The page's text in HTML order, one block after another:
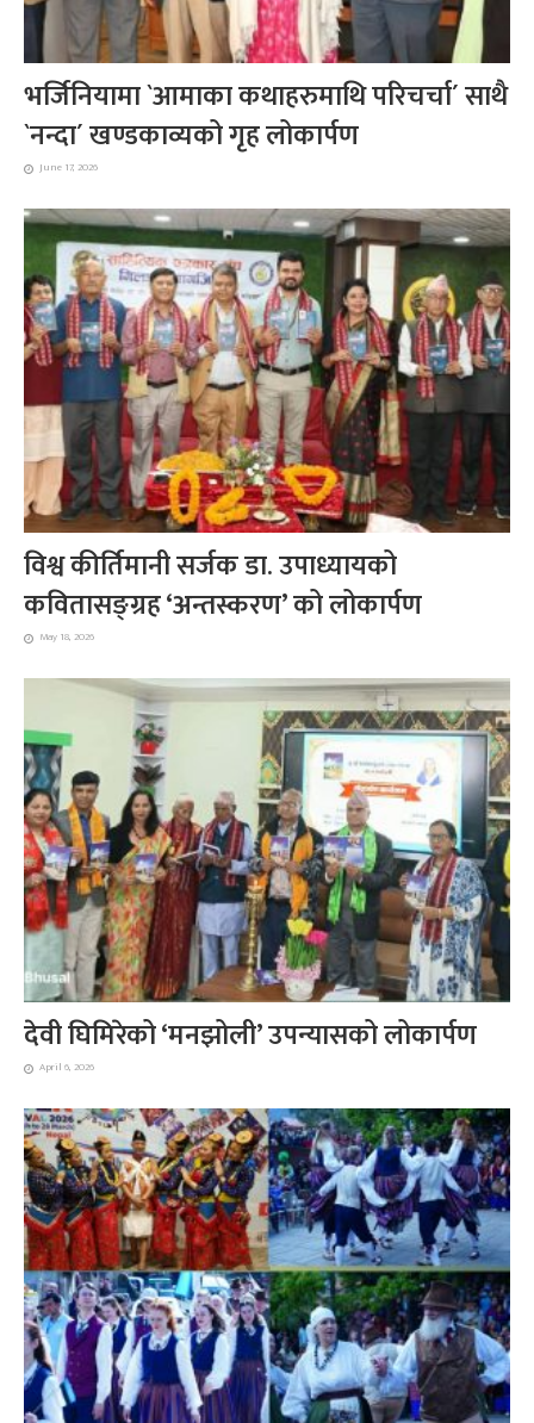
भर्जिनियामा `आमाका कथाहरुमाथि परिचर्चा´ साथै
`नन्दा´ खण्डकाव्यको गृह लोकार्पण
June 17, 2026
विश्व कीर्तिमानी सर्जक डा. उपाध्यायको
कवितासङ्ग्रह ‘अन्तस्करण’ को लोकार्पण
May 18, 2026
देवी घिमिरेको ‘मनझोली’ उपन्यासको लोकार्पण
April 6, 2026